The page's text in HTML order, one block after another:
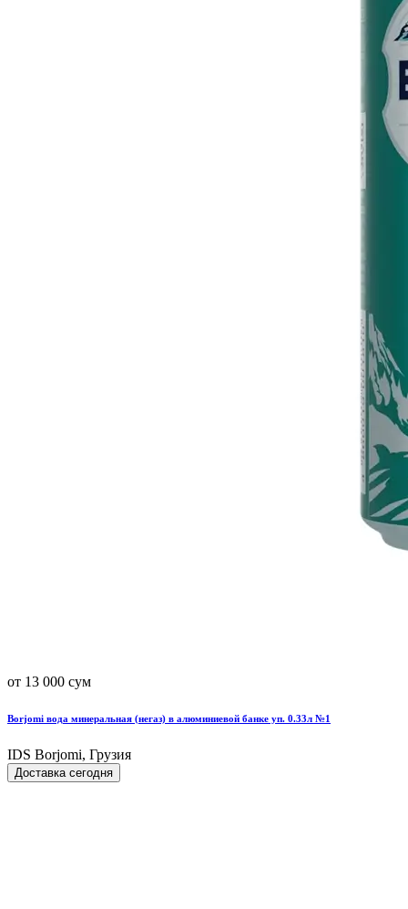
от 13 000 сум
Borjomi вода минеральная (негаз) в алюминиевой банке уп. 0.33л №1
IDS Borjomi, Грузия
Доставка сегодня